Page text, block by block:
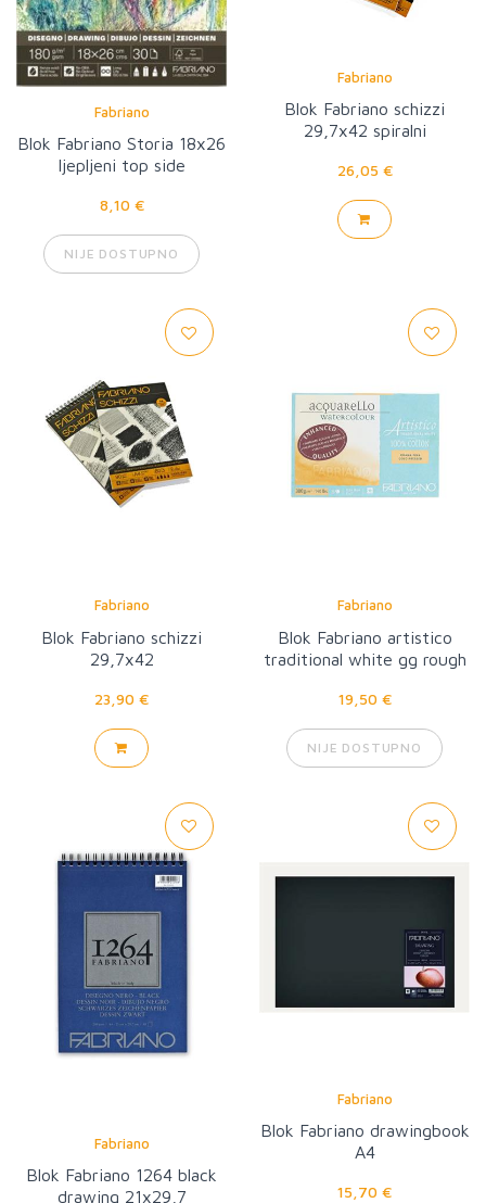
Fabriano
Blok Fabriano Storia 18x26
ljepljeni top side
8,10 €
NIJE DOSTUPNO
Fabriano
Blok Fabriano schizzi
29,7x42 spiralni
26,05 €
Fabriano
Blok Fabriano schizzi
29,7x42
23,90 €
Fabriano
Blok Fabriano artistico
traditional white gg rough
19,50 €
NIJE DOSTUPNO
Fabriano
Blok Fabriano 1264 black
drawing 21x29,7
Fabriano
Blok Fabriano drawingbook
A4
15,70 €